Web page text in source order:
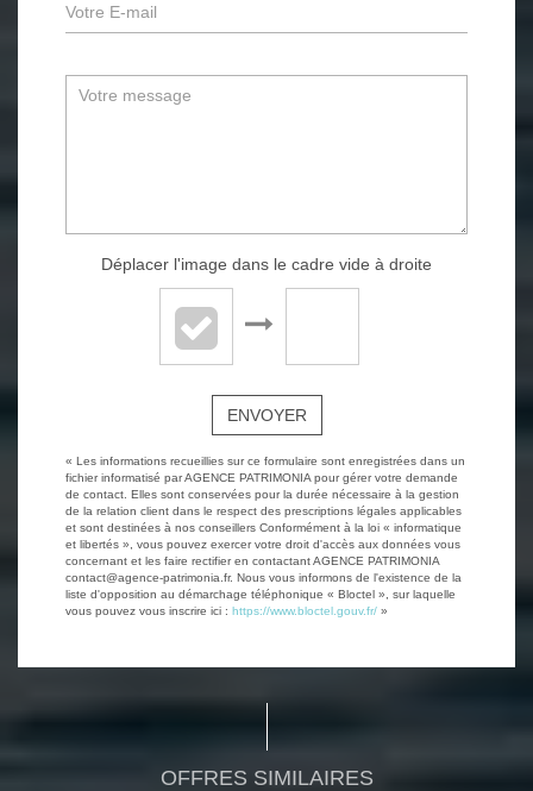
Déplacer l'image dans le cadre vide à droite
ENVOYER
« Les informations recueillies sur ce formulaire sont enregistrées dans un
fichier informatisé par AGENCE PATRIMONIA pour gérer votre demande
de contact. Elles sont conservées pour la durée nécessaire à la gestion
de la relation client dans le respect des prescriptions légales applicables
et sont destinées à nos conseillers Conformément à la loi « informatique
et libertés », vous pouvez exercer votre droit d'accès aux données vous
concernant et les faire rectifier en contactant AGENCE PATRIMONIA
contact@agence-patrimonia.fr. Nous vous informons de l'existence de la
liste d'opposition au démarchage téléphonique « Bloctel », sur laquelle
vous pouvez vous inscrire ici : https://www.bloctel.gouv.fr/ »
OFFRES SIMILAIRES